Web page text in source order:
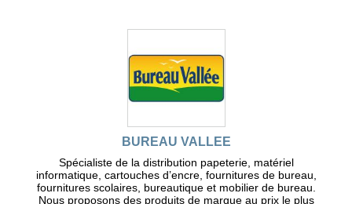
BUREAU VALLEE
Spécialiste de la distribution papeterie, matériel
informatique, cartouches d’encre, fournitures de bureau,
fournitures scolaires, bureautique et mobilier de bureau.
Nous proposons des produits de marque au prix le plus